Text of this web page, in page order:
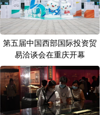
黑龙江
Français عربى
日本語 한국어
第五届中国西部国际投资贸
易洽谈会在重庆开幕